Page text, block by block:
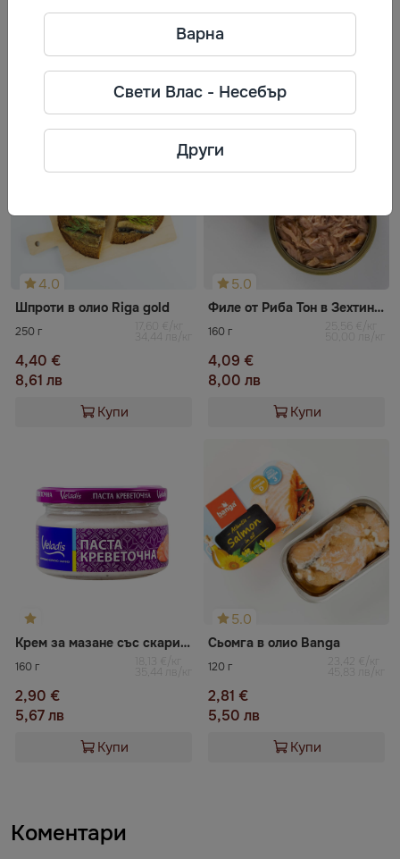
Често разглеждани
4.0
Шпроти в олио Riga gold
250 г 17,60 €/кг
34,44 лв/кг
4,40 €
8,61 лв
Купи
5.0
Филе от Риба Тон в Зехтин Kaija
160 г 25,56 €/кг
50,00 лв/кг
4,09 €
8,00 лв
Купи
Крем за мазане със скариди деликатесен VELADIS
160 г 18,13 €/кг
35,44 лв/кг
2,90 €
5,67 лв
Купи
5.0
Сьомга в олио Banga
120 г 23,42 €/кг
45,83 лв/кг
2,81 €
5,50 лв
Купи
Коментари
Варна
Свети Влас - Несебър
Други